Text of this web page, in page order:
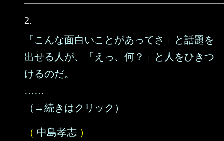
2.
「こんな面白いことがあってさ」と話題を
出せる人が、「えっ、何？」と人をひきつ
けるのだ。
……
（→続きはクリック）
（ 中島孝志 ）